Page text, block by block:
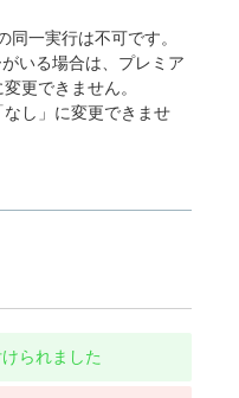
同一実行は不可です。
いる場合は、プレミア
更できません。
し」に変更できませ
られました